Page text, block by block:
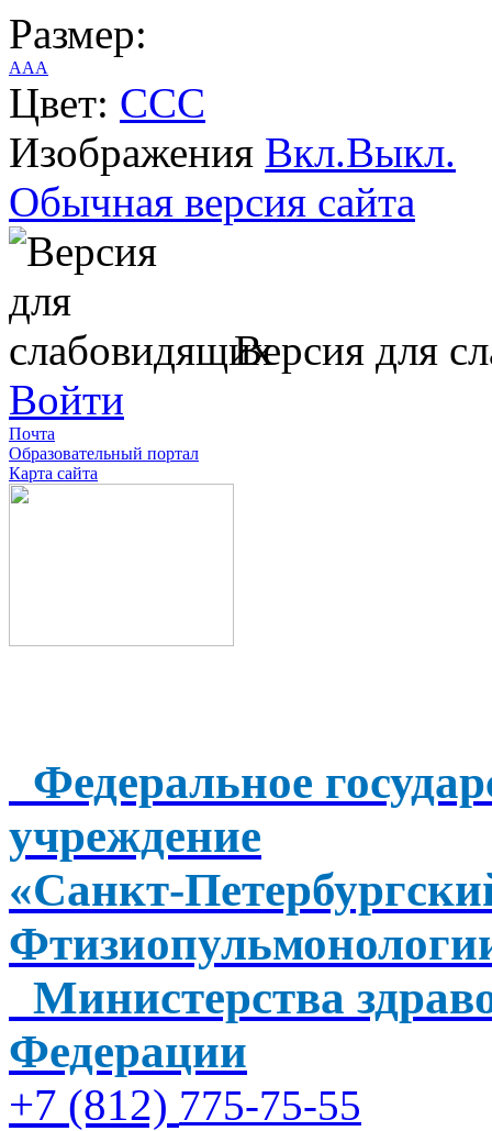
Размер:
AAA
Цвет: CCC
Изображения Вкл.Выкл.
Обычная версия сайта
Версия для
Войти
Почта
Образовательный портал
Карта сайта
Федеральное
учреждение
«Санкт-
Министерства
Федерации
+7 (812) 775-75-55